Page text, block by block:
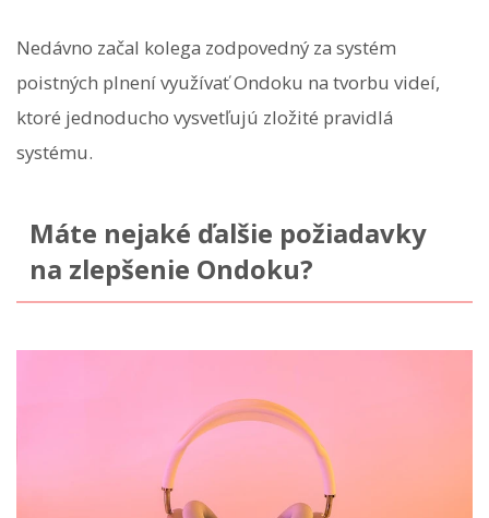
Nedávno začal kolega zodpovedný za systém
poistných plnení využívať Ondoku na tvorbu videí,
ktoré jednoducho vysvetľujú zložité pravidlá
systému.
Máte nejaké ďalšie požiadavky
na zlepšenie Ondoku?